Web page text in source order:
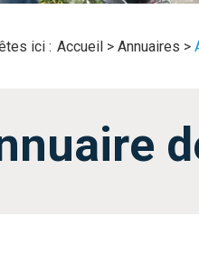
ici : Accueil > Annuaires >